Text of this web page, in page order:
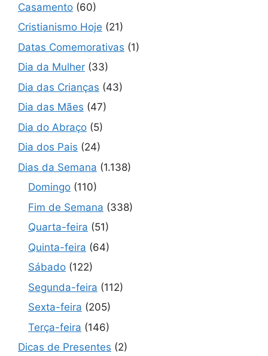
Casamento (60)
Cristianismo Hoje (21)
Datas Comemorativas (1)
Dia da Mulher (33)
Dia das Crianças (43)
Dia das Mães (47)
Dia do Abraço (5)
Dia dos Pais (24)
Dias da Semana (1.138)
Domingo (110)
Fim de Semana (338)
Quarta-feira (51)
Quinta-feira (64)
Sábado (122)
Segunda-feira (112)
Sexta-feira (205)
Terça-feira (146)
Dicas de Presentes (2)